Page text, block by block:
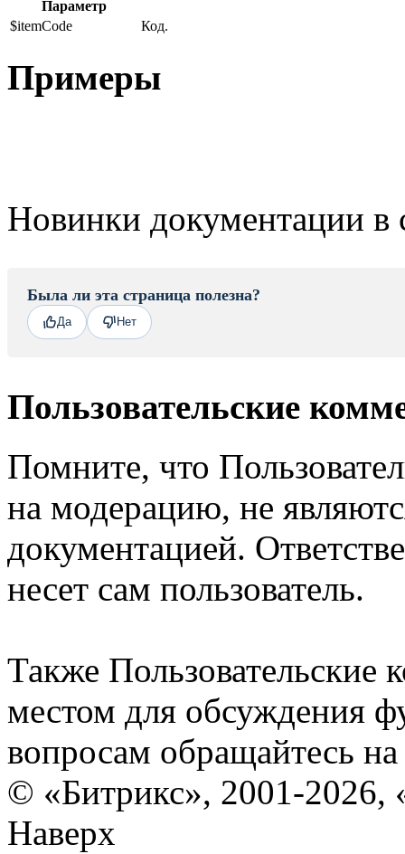
Параметр
$itemCode
Код.
Примеры
Новинки документации в
Была ли эта страница полезна?
Да Нет
Пользовательские
Помните, что
на модерацию, не
документацией.
несет сам пользователь.
Также Пользовательские
местом для обсуждения
вопросам обращайтесь
© «Битрикс», 2001-2026,
Наверх